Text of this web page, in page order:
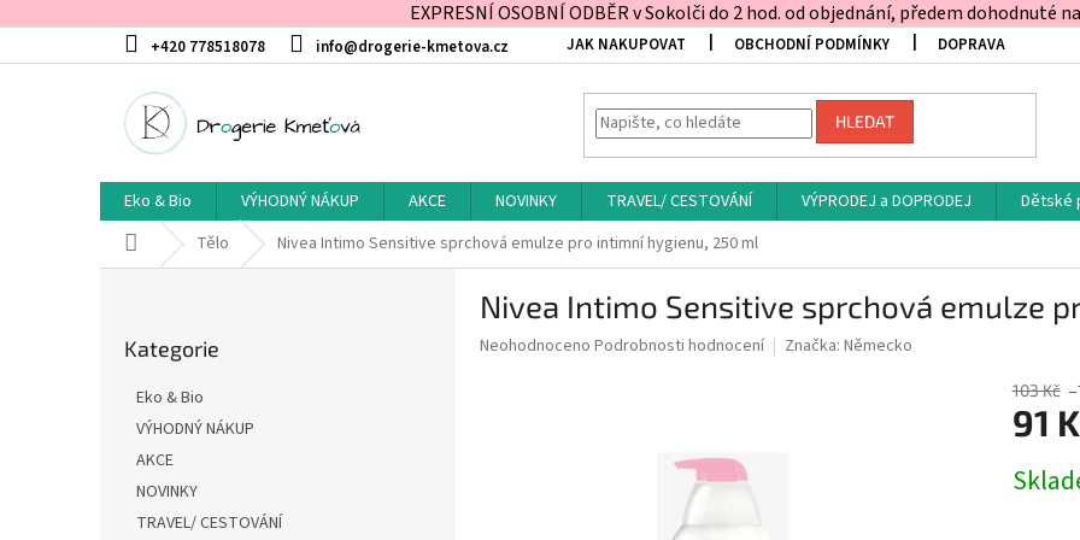
EXPRESNÍ OSOBNÍ ODBĚR v Sokolči do 2 hod. od objednání, předem dohodnuté
na
+420 778518078 info@drogerie-kmetova.cz JAK NAKUPOVAT OBCHODNÍ PODMÍNKY DOPRAVA
HLEDAT
Eko & Bio VÝHODNÝ NÁKUP AKCE NOVINKY TRAVEL/ CESTOVÁNÍ VÝPRODEJ a DOPRODEJ Dětské
Domů Tělo Nivea Intimo Sensitive sprchová emulze pro intimní hygienu, 250 ml
kategorie
Kategorie
Eko & Bio
VÝHODNÝ NÁKUP
AKCE
NOVINKY
TRAVEL/ CESTOVÁNÍ
Nivea Intimo Sensitive sprchová emulze
Průměrné
Neohodnoceno Podrobnosti hodnocení Značka: Německo
103 Kč
91
cena: